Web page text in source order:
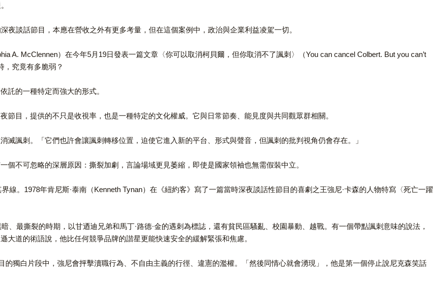
談話節目，本應在營收之外有更多考量，但在這個案例中，政治與企業利益凌駕一切。
A. McClennen）在今年5月19日發表一篇文章〈你可以取消柯貝爾，但你取消不了諷刺〉（You can cancel Colbert. But you can’t
，究竟有多脆弱？
託的一種特定而強大的形式。
目，提供的不只是收視率，也是一種特定的文化權威。它與日常節奏、能見度與共同觀眾群相關。
諷刺。「它們也許會讓諷刺轉移位置，迫使它進入新的平台、形式與聲音，但諷刺的批判視角仍會存在。」
不可忽略的深層原因：撕裂加劇，言論場域更見萎縮，即使是國家領袖也無需假裝中立。
線。1978年肯尼斯·泰南（Kenneth Tynan）在《紐約客》寫了一篇當時深夜談話性節目的喜劇之王強尼·卡森的人物特寫〈死亡一躍
、最撕裂的時期，以甘迺迪兄弟和馬丁·路德·金的遇刺為標誌，還有貧民區騷亂、校園暴動、越戰。有一個帶點諷刺意味的說法，
道的術語說，他比任何競爭品牌的諧星更能快速安全的緩解緊張和焦慮。
的獨白片段中，強尼會抨擊瀆職行為、不自由主義的行徑、違憲的濫權。「然後同情心就會湧現」，他是第一個停止說尼克森笑話